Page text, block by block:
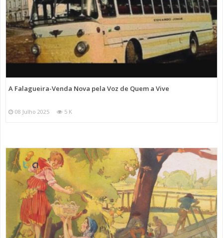
A Falagueira-Venda Nova pela Voz de Quem a Vive
08 Julho 2025 5 K